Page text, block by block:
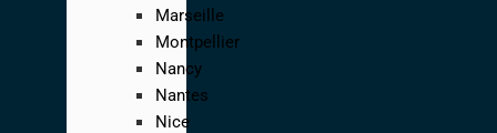
Marseille
Montpellier
Nancy
Nantes
Nice